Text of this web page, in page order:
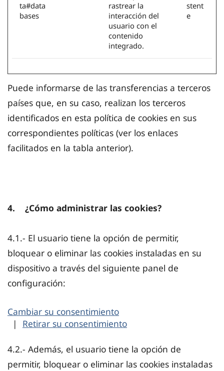
ta#data
bases
rastrear la
interacción del
usuario con el
contenido
integrado.
stent
e
Puede informarse de las transferencias a terceros
países que, en su caso, realizan los terceros
identificados en esta política de cookies en sus
correspondientes políticas (ver los enlaces
facilitados en la tabla anterior).
4. ¿Cómo administrar las cookies?
4.1.- El usuario tiene la opción de permitir,
bloquear o eliminar las cookies instaladas en su
dispositivo a través del siguiente panel de
configuración:
Cambiar su consentimiento
| Retirar su consentimiento
4.2.- Además, el usuario tiene la opción de
permitir, bloquear o eliminar las cookies instaladas